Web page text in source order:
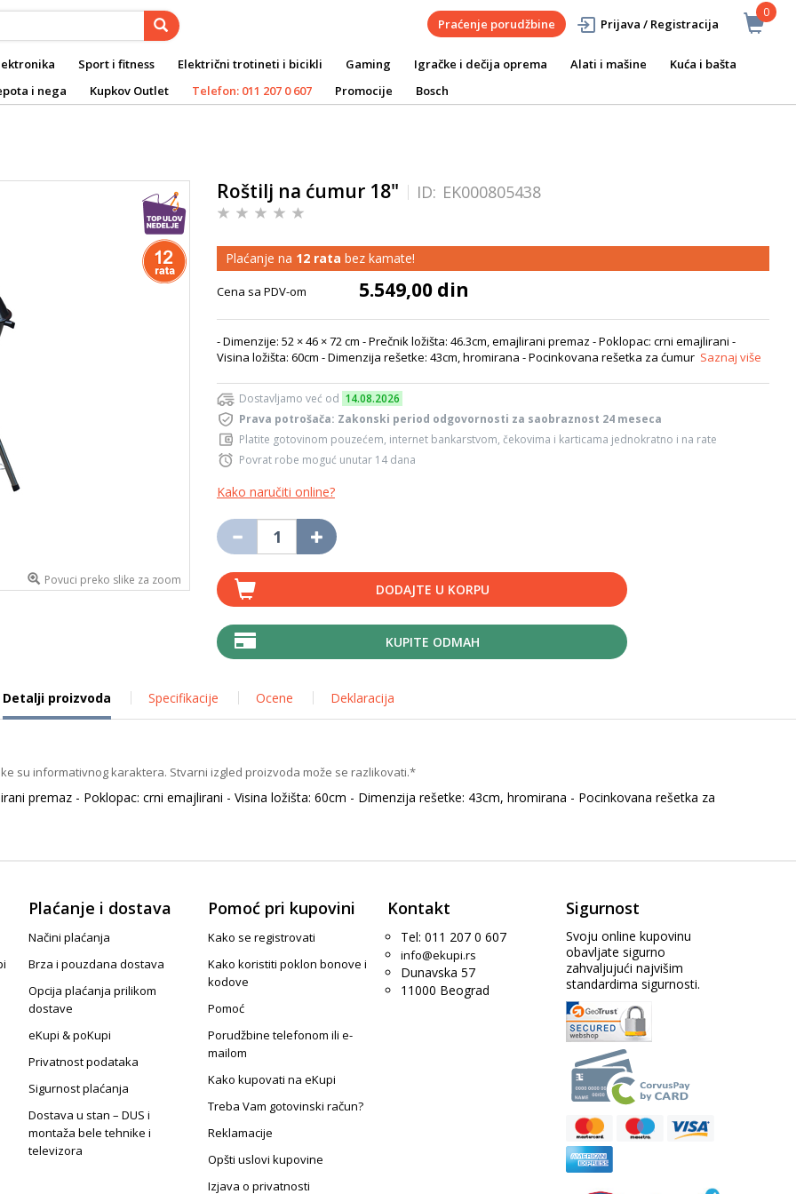
0
Praćenje porudžbine Prijava / Registracija
Sport i fitness Električni trotineti i bicikli Gaming Igračke i dečija oprema Alati i mašine
Kuća i bašta
i nega
Kupkov Outlet Telefon: 011 207 0 607 Promocije Bosch
Povuci preko slike za zoom
Roštilj na ćumur 18" ID: EK000805438
Plaćanje na 12 rata bez kamate!
Cena sa PDV-om 5.549,00 din
- Dimenzije: 52 × 46 × 72 cm - Prečnik ložišta: 46.3cm, emajlirani premaz - Poklopac: crni emajlirani -
Visina ložišta: 60cm - Dimenzija rešetke: 43cm, hromirana - Pocinkovana rešetka za ćumur Saznaj više
Dostavljamo već od 14.08.2026
Prava potrošača: Zakonski period odgovornosti za saobraznost 24 meseca
Platite gotovinom pouzećem, internet bankarstvom, čekovima i karticama jednokratno i na rate
Povrat robe moguć unutar 14 dana
Kako naručiti online?
DODAJTE U KORPU
KUPITE ODMAH
Detalji proizvoda Specifikacije Ocene Deklaracija
su informativnog karaktera. Stvarni izgled proizvoda može se razlikovati.*
premaz - Poklopac: crni emajlirani - Visina ložišta: 60cm - Dimenzija rešetke: 43cm, hromirana - Pocinkovana rešetka za
Plaćanje i dostava
Načini plaćanja
Brza i pouzdana dostava
Opcija plaćanja prilikom
dostave
eKupi & poKupi
Privatnost podataka
Sigurnost plaćanja
Dostava u stan – DUS i
montaža bele tehnike i
televizora
Pomoć pri kupovini
Kako se registrovati
Kako koristiti poklon bonove i
kodove
Pomoć
Porudžbine telefonom ili e-
mailom
Kako kupovati na eKupi
Treba Vam gotovinski račun?
Reklamacije
Opšti uslovi kupovine
Izjava o privatnosti
Kontakt
Tel: 011 207 0 607
info@ekupi.rs
Dunavska 57
11000 Beograd
Sigurnost
Svoju online kupovinu
obavljate sigurno
zahvaljujući najvišim
standardima sigurnosti.